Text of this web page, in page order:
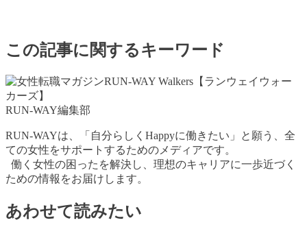
この記事に関するキーワード
RUN-WAY編集部
RUN-WAYは、「自分らしくHappyに働きたい」と願う、全
ての女性をサポートするためのメディアです。
働く女性の困ったを解決し、理想のキャリアに一歩近づく
ための情報をお届けします。
あわせて読みたい